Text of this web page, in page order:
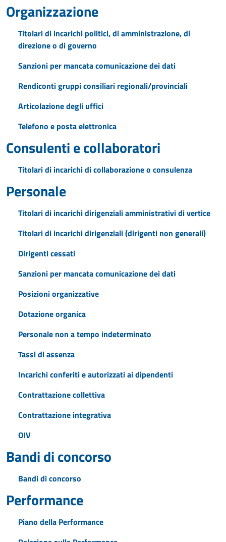
Organizzazione
Titolari di incarichi politici, di amministrazione, di
direzione o di governo
Sanzioni per mancata comunicazione dei dati
Rendiconti gruppi consiliari regionali/provinciali
Articolazione degli uffici
Telefono e posta elettronica
Consulenti e collaboratori
Titolari di incarichi di collaborazione o consulenza
Personale
Titolari di incarichi dirigenziali amministrativi di vertice
Titolari di incarichi dirigenziali (dirigenti non generali)
Dirigenti cessati
Sanzioni per mancata comunicazione dei dati
Posizioni organizzative
Dotazione organica
Personale non a tempo indeterminato
Tassi di assenza
Incarichi conferiti e autorizzati ai dipendenti
Contrattazione collettiva
Contrattazione integrativa
OIV
Bandi di concorso
Bandi di concorso
Performance
Piano della Performance